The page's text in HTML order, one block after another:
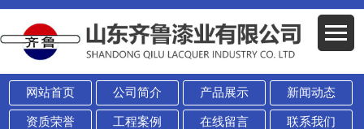
网站首页 公司简介 产品展示 新闻动态
资质荣誉 工程案例 在线留言 联系我们